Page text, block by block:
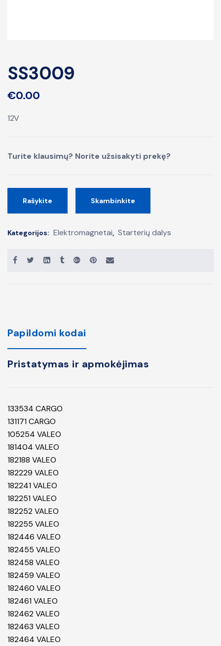
SS3009
€0.00
12V
Turite klausimų? Norite užsisakyti prekę?
Rašykite Skambinkite
Kategorijos: Elektromagnetai, Starterių dalys
Papildomi kodai
Pristatymas ir apmokėjimas
133534 CARGO
131171 CARGO
105254 VALEO
181404 VALEO
182188 VALEO
182229 VALEO
182241 VALEO
182251 VALEO
182252 VALEO
182255 VALEO
182446 VALEO
182455 VALEO
182458 VALEO
182459 VALEO
182460 VALEO
182461 VALEO
182462 VALEO
182463 VALEO
182464 VALEO